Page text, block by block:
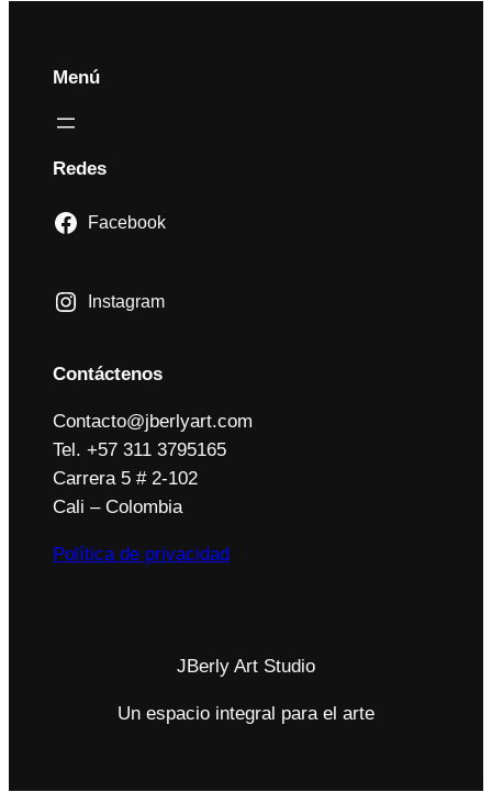
Menú
Redes
Facebook
Instagram
Contáctenos
Contacto@jberlyart.com
Tel. +57 311 3795165
Carrera 5 # 2-102
Cali – Colombia
Política de privacidad
JBerly Art Studio
Un espacio integral para el arte